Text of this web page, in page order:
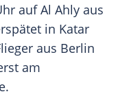
auf Al Ahly aus
in Katar
aus Berlin
am